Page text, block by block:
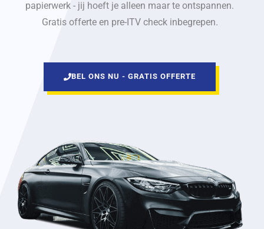
papierwerk - jij hoeft je alleen maar te ontspannen.
Gratis offerte en pre-ITV check inbegrepen.
BEL ONS NU - GRATIS OFFERTE